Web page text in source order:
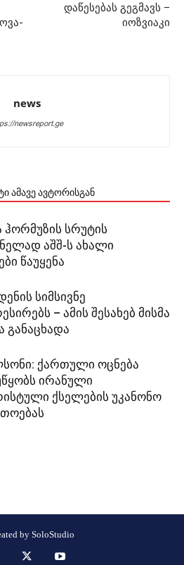
დაწესებას გეგმავს –
იოზვიაკი
news
newsreport.ge
ამავე ავტორისგან
ჰორმუზის სრუტის
აშშ-ს ახალი
წაუყენა
სიმსივნე
– ამის შესახებ მისმა
განაცხადა
ქართული ოცნება
ირანული
ქსელების უკანონო
bySoloStudio